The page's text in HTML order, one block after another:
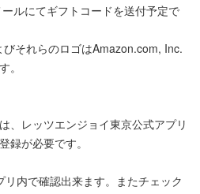
ルにてギフトコードを送付予定で
それらのロゴはAmazon.com, Inc.
。
、レッツエンジョイ東京公式アプリ
録が必要です。
内で確認出来ます。またチェック